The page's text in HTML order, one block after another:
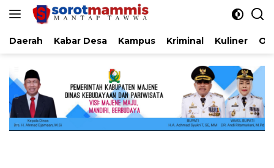
Langsung
Daerah Kabar Desa Kampus Kriminal Kuliner